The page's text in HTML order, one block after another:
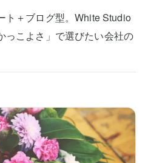
ト＋ブログ型。White Studio
っこよさ」で選びたい会社の